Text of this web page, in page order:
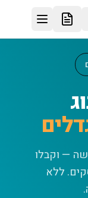
— וקבלו
ללא